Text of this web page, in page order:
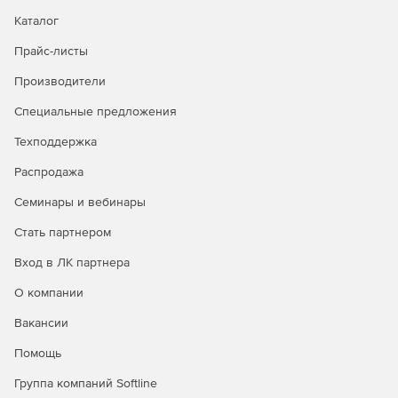
станции. Функция Symantec Ghost AutoInstall (AI) позволяет
создавать и настраивать пакеты приложений, которые
Корпоративное решение Symantec Ghost Solution Suite
ненужных данных. При этом гарантируется полное
выводе рабочей станции из эксплуатации.
Каталог
Прайс-листы
Производители
Специальные предложения
Техподдержка
Распродажа
Семинары и вебинары
Стать партнером
Вход в ЛК партнера
О компании
Вакансии
Помощь
Группа компаний Softline